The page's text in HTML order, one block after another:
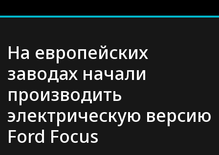
На европейских
заводах начали
производить
электрическую версию
Ford Focus